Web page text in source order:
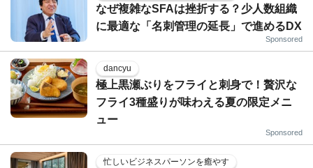
なぜ複雑なSFAは挫折する？少人数組織
に最適な「名刺管理の延長」で進めるDX
Sponsored
dancyu
極上黒瀬ぶりをフライと刺身で！贅沢な
フライ3種盛りが味わえる夏の限定メニ
ュー
Sponsored
忙しいビジネスパーソンを癒やす